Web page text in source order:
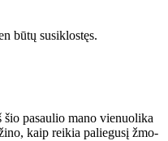
bū­tų su­si­klos­tęs.
pa­sau­lio ma­no vie­nuo­li­ka
kaip rei­kia pa­lie­gu­sį žmo­